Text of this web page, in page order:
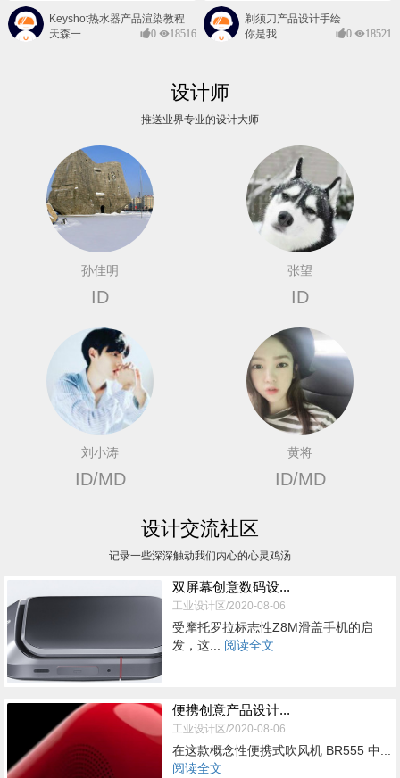
Keyshot热水器产品渲染教程
天森一
0 18516
剃须刀产品设计手绘
你是我
0 18521
设计师
推送业界专业的设计大师
孙佳明
ID
张望
ID
刘小涛
ID/MD
黄将
ID/MD
设计交流社区
记录一些深深触动我们内心的心灵鸡汤
双屏幕创意数码设...
工业设计区/2020-08-06
受摩托罗拉标志性Z8M滑盖手机的启
发，这... 阅读全文
便携创意产品设计...
工业设计区/2020-08-06
在这款概念性便携式吹风机 BR555 中...
阅读全文